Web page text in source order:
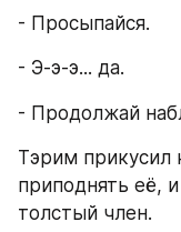
- Просыпайся.
- Э-э-э... да.
- Продолжай
Тэрим прикусил
приподнять её,
толстый член.